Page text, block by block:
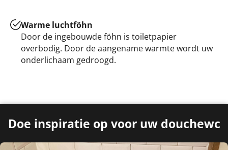
Warme luchtföhn
Door de ingebouwde föhn is toiletpapier
overbodig. Door de aangename warmte wordt uw
onderlichaam gedroogd.
Doe inspiratie op voor uw douchewc